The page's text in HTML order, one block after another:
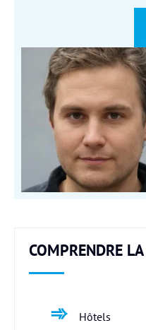
COMPRENDRE
Hôtels